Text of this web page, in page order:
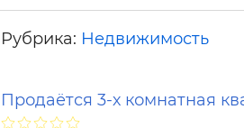
Рубрика: Недвижимость
Продаётся 3-х комнатная